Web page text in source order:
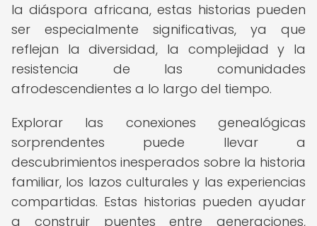
la diáspora africana, estas historias pueden
ser especialmente significativas, ya que
reflejan la diversidad, la complejidad y la
resistencia de las comunidades
afrodescendientes a lo largo del tiempo.
Explorar las conexiones genealógicas
sorprendentes puede llevar a
descubrimientos inesperados sobre la historia
familiar, los lazos culturales y las experiencias
compartidas. Estas historias pueden ayudar
a construir puentes entre generaciones,